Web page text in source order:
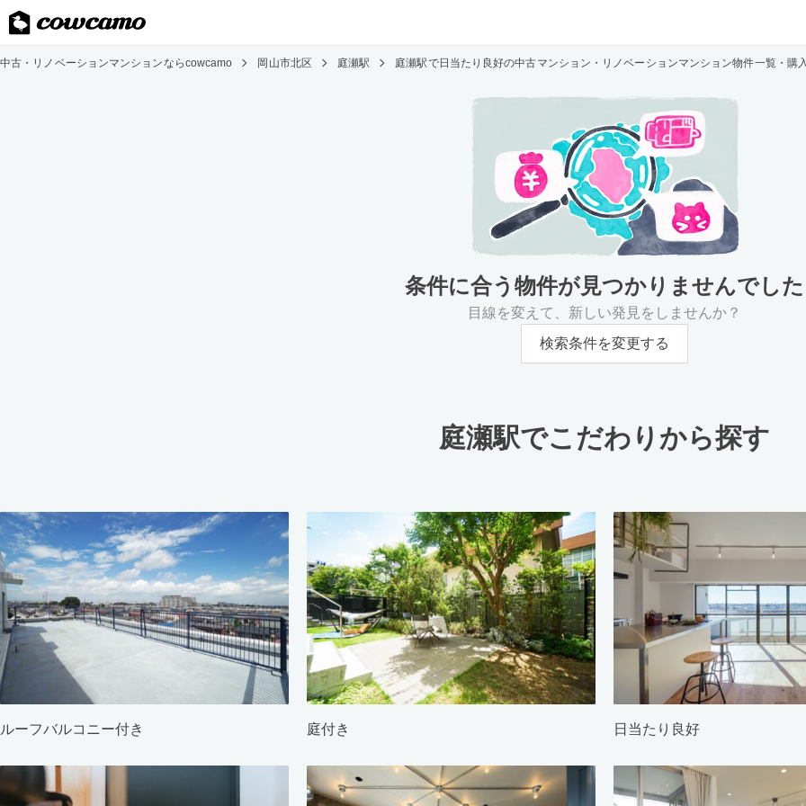
中古・リノベーションマンションならcowcamo 岡山市北区 庭瀬駅 庭瀬駅で日当たり良好の中古マンション・リノベーションマンション物件一覧・購
条件に合う物件が見つかりませんでした
目線を変えて、新しい発見をしませんか？
検索条件を変更する
庭瀬駅でこだわりから探す
ルーフバルコニー付き 庭付き 日当たり良好